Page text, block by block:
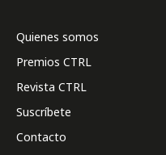
Quienes somos
Premios CTRL
Revista CTRL
Suscríbete
Contacto